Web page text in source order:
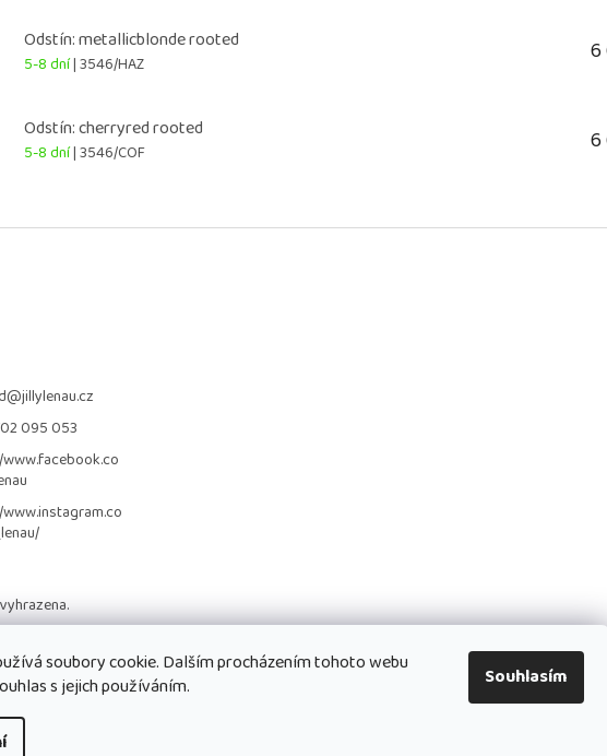
soubory cookie. Dalším procházením tohoto webu
s jejich používáním.
Souhlasím
Odstín: metallicblonde rooted
5-8 dní| 3546/HAZ 6
Odstín: cherryred rooted
5-8 dní| 3546/COF 6
@jillylenau.cz
095 053